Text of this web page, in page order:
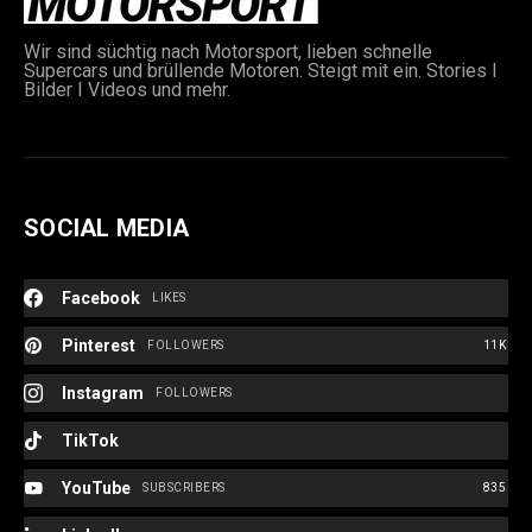
gewählt
werden
Wir sind süchtig nach Motorsport, lieben schnelle
Supercars und brüllende Motoren. Steigt mit ein. Stories I
Bilder I Videos und mehr.
SOCIAL MEDIA
Facebook LIKES
Pinterest 11K
FOLLOWERS
Instagram FOLLOWERS
TikTok
YouTube 835
SUBSCRIBERS